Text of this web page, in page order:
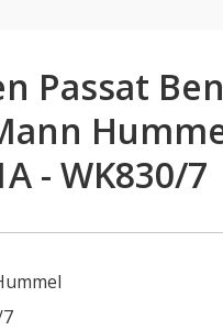
Passat
- WK830/7